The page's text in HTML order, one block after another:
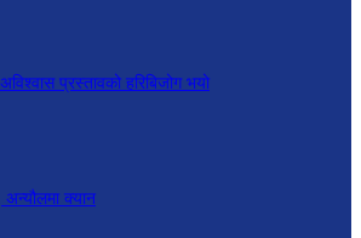
प्रस्तावको हरिबिजोग भयो
क्यान